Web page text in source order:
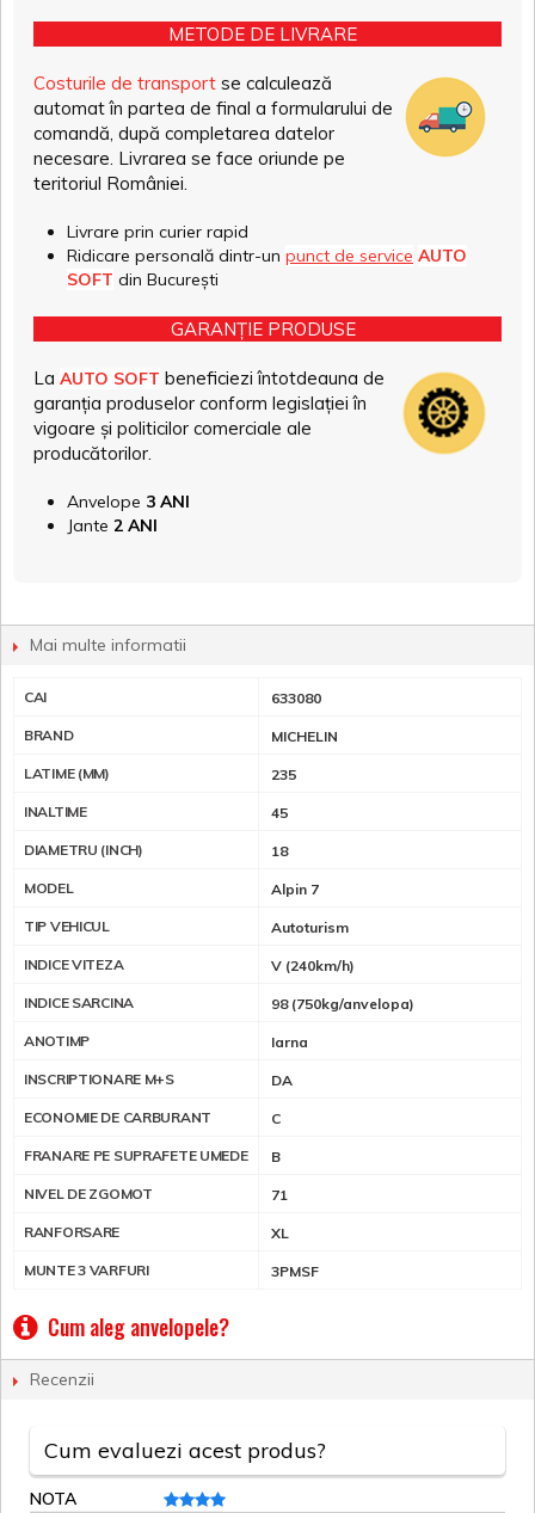
METODE DE LIVRARE
Costurile de transport se calculează
automat în partea de final a formularului de
comandă, după completarea datelor
necesare. Livrarea se face oriunde pe
teritoriul României.
Livrare prin curier rapid
Ridicare personală dintr-un punct de service AUTO
SOFT din București
GARANȚIE PRODUSE
La AUTO SOFT beneficiezi întotdeauna de
garanția produselor conform legislației în
vigoare și politicilor comerciale ale
producătorilor.
Anvelope 3 ANI
Jante 2 ANI
Mai multe informatii
CAI 633080
BRAND MICHELIN
LATIME (MM) 235
INALTIME 45
DIAMETRU (INCH) 18
MODEL Alpin 7
TIP VEHICUL Autoturism
INDICE VITEZA V (240km/h)
INDICE SARCINA 98 (750kg/anvelopa)
ANOTIMP Iarna
INSCRIPTIONARE M+S DA
ECONOMIE DE CARBURANT C
FRANARE PE SUPRAFETE UMEDE B
NIVEL DE ZGOMOT 71
RANFORSARE XL
MUNTE 3 VARFURI 3PMSF
Cum aleg anvelopele?
Recenzii
Cum evaluezi acest produs?
NOTA